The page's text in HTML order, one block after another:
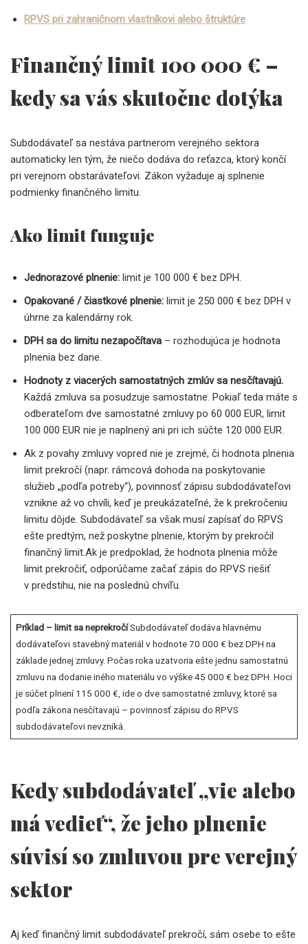
RPVS pri zahraničnom vlastníkovi alebo štruktúre
Finančný limit 100 000 € –
kedy sa vás skutočne dotýka
Subdodávateľ sa nestáva partnerom verejného sektora
automaticky len tým, že niečo dodáva do reťazca, ktorý končí
pri verejnom obstarávateľovi. Zákon vyžaduje aj splnenie
podmienky finančného limitu.
Ako limit funguje
Jednorazové plnenie: limit je 100 000 € bez DPH.
Opakované / čiastkové plnenie: limit je 250 000 € bez DPH v
úhrne za kalendárny rok.
DPH sa do limitu nezapočítava – rozhodujúca je hodnota
plnenia bez dane.
Hodnoty z viacerých samostatných zmlúv sa nesčítavajú.
Každá zmluva sa posudzuje samostatne. Pokiaľ teda máte s
odberateľom dve samostatné zmluvy po 60 000 EUR, limit
100 000 EUR nie je naplnený ani pri ich súčte 120 000 EUR.
Ak z povahy zmluvy vopred nie je zrejmé, či hodnota plnenia
limit prekročí (napr. rámcová dohoda na poskytovanie
služieb „podľa potreby“), povinnosť zápisu subdodávateľovi
vznikne až vo chvíli, keď je preukázateľné, že k prekročeniu
limitu dôjde. Subdodávateľ sa však musí zapísať do RPVS
ešte predtým, než poskytne plnenie, ktorým by prekročil
finančný limit.Ak je predpoklad, že hodnota plnenia môže
limit prekročiť, odporúčame začať zápis do RPVS riešiť
v predstihu, nie na poslednú chvíľu.
Príklad – limit sa neprekročíSubdodávateľ dodáva hlavnému
dodávateľovi stavebný materiál v hodnote 70 000 € bez DPH na
základe jednej zmluvy. Počas roka uzatvoria ešte jednu samostatnú
zmluvu na dodanie iného materiálu vo výške 45 000 € bez DPH. Hoci
je súčet plnení 115 000 €, ide o dve samostatné zmluvy, ktoré sa
podľa zákona nesčítavajú – povinnosť zápisu do RPVS
subdodávateľovi nevzniká.
Kedy subdodávateľ „vie alebo
má vedieť“, že jeho plnenie
súvisí so zmluvou pre verejný
sektor
Aj keď finančný limit subdodávateľ prekročí, sám osebe to ešte